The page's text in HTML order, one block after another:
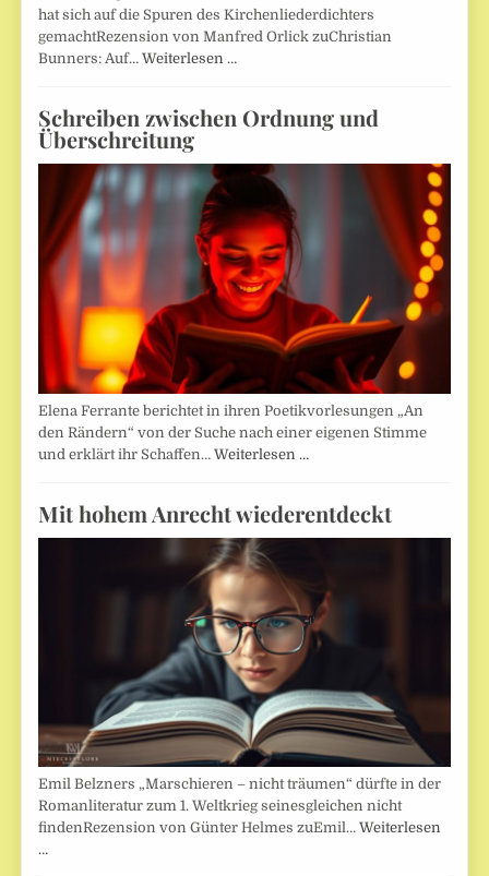
hat sich auf die Spuren des Kirchenliederdichters
gemachtRezension von Manfred Orlick zuChristian
Bunners: Auf…Weiterlesen …
Schreiben zwischen Ordnung und
Überschreitung
Elena Ferrante berichtet in ihren Poetikvorlesungen „An
den Rändern“ von der Suche nach einer eigenen Stimme
und erklärt ihr Schaffen…Weiterlesen …
Mit hohem Anrecht wiederentdeckt
Emil Belzners „Marschieren – nicht träumen“ dürfte in der
Romanliteratur zum 1. Weltkrieg seinesgleichen nicht
findenRezension von Günter Helmes zuEmil…Weiterlesen
…